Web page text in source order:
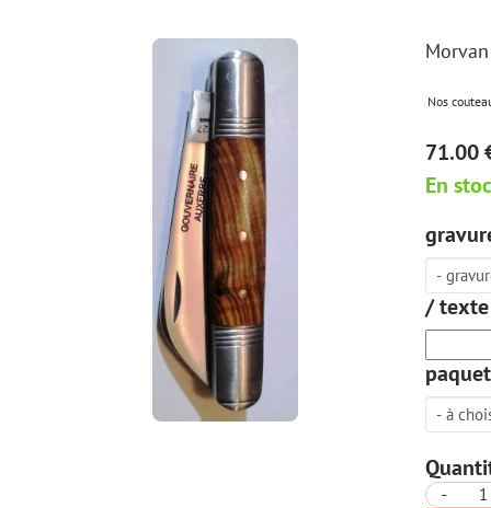
Nos
71.00
En
/ texte
-